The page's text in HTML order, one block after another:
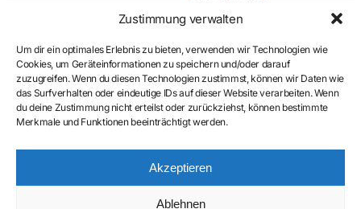
Zustimmung verwalten
Um dir ein optimales Erlebnis zu bieten, verwenden wir Technologien wie
Cookies, um Geräteinformationen zu speichern und/oder darauf
zuzugreifen. Wenn du diesen Technologien zustimmst, können wir Daten wie
das Surfverhalten oder eindeutige IDs auf dieser Website verarbeiten. Wenn
du deine Zustimmung nicht erteilst oder zurückziehst, können bestimmte
Merkmale und Funktionen beeinträchtigt werden.
Akzeptieren
Ablehnen
Zertifizierung